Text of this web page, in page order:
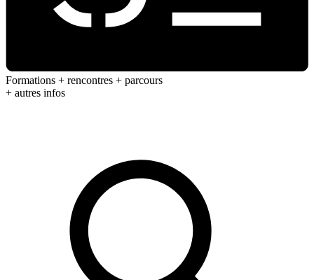
Formations + rencontres + parcours
+ autres infos